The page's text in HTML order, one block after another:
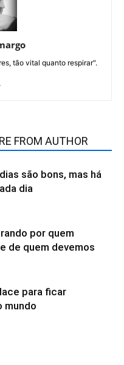
tão vital quanto respirar".
FROM AUTHOR
são bons, mas há
dia
por quem
de quem devemos
para ficar
mundo